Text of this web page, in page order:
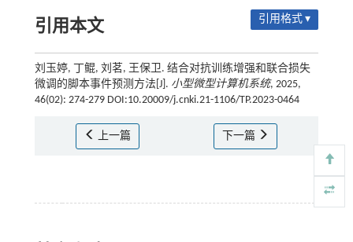
引用本文 引用格式 ▾
刘玉婷, 丁鲲, 刘茗, 王保卫. 结合对抗训练增强和联合损失
微调的脚本事件预测方法[J]. 小型微型计算机系统, 2025,
46(02): 274-279 DOI:10.20009/j.cnki.21-1106/TP.2023-0464
上一篇 下一篇